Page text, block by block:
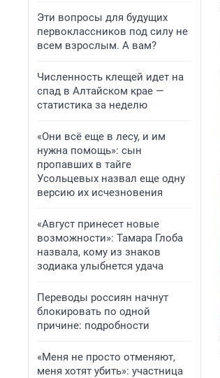
Эти вопросы для будущих
первоклассников под силу не
всем взрослым. А вам?
Численность клещей идет на
спад в Алтайском крае —
статистика за неделю
«Они всё еще в лесу, и им
нужна помощь»: сын
пропавших в тайге
Усольцевых назвал еще одну
версию их исчезновения
«Август принесет новые
возможности»: Тамара Глоба
назвала, кому из знаков
зодиака улыбнется удача
Переводы россиян начнут
блокировать по одной
причине: подробности
«Меня не просто отменяют,
меня хотят убить»: участница